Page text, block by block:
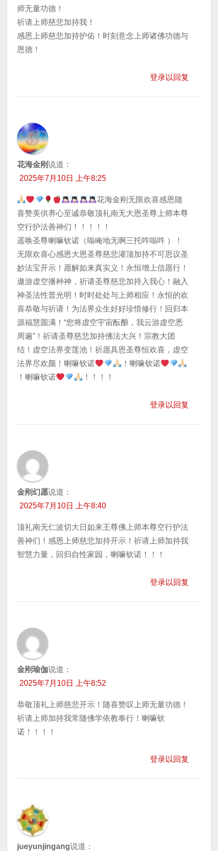
师无量功德！
祈请上师慈悲加持我！
感恩上师慈悲加持护佑！时刻意念上师诸佛功德与
恩德！
登录以回复
花海金刚说道：
2025年7月10日 上午8:25
花海金刚无限欢喜感恩随
喜赞美供养心至诚恭敬顶礼南无大恩圣尊上师本尊
空行护法善神们！！！！！
遥唤圣尊喇嘛钦诺（嗡唵地无啊三托吽嗡吽 ）！
无限欢喜心感恩大恩圣尊慈悲灌顶加持不可思议圣
妙法宝开示！愿解如来真实义！永恒增上信愿行！
遨游虚空播种神，祈请圣尊慈悲加持入我心！融入
神圣法性普光明！时时处处与上师相应！永恒的欢
喜恭敬与祈请！为法界众生好好珍惜修行！回归本
源福慧圆满！“您将虚空宇宙酝酿，我云游虚空悉
周遍”！祈请圣尊慈悲加持佛法大兴！宗教大团
结！虚空法界变莲池！祈愿具恩圣尊恒欢喜，虚空
法界尽欢颜！喇嘛钦诺
！喇嘛钦诺
！喇嘛钦诺
！！！！
登录以回复
金刚幻愿说道：
2025年7月10日 上午8:40
顶礼南无仁波切大日如来王尊佛上师本尊空行护法
善神们！感恩上师慈悲加持开示！祈请上师加持我
智慧力量，回归自性家园，喇嘛钦诺！！！
登录以回复
金刚瑜伽说道：
2025年7月10日 上午8:52
恭敬顶礼上师慈悲开示！随喜赞叹上师无量功德！
祈请上师加持我常随佛学依教奉行！喇嘛钦
诺！！！！
登录以回复
jueyunjingang说道：